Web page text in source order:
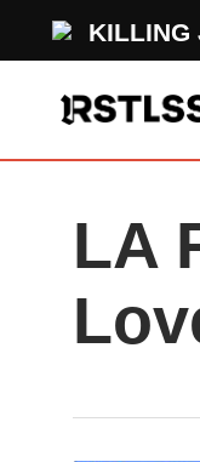
KILLING
LA